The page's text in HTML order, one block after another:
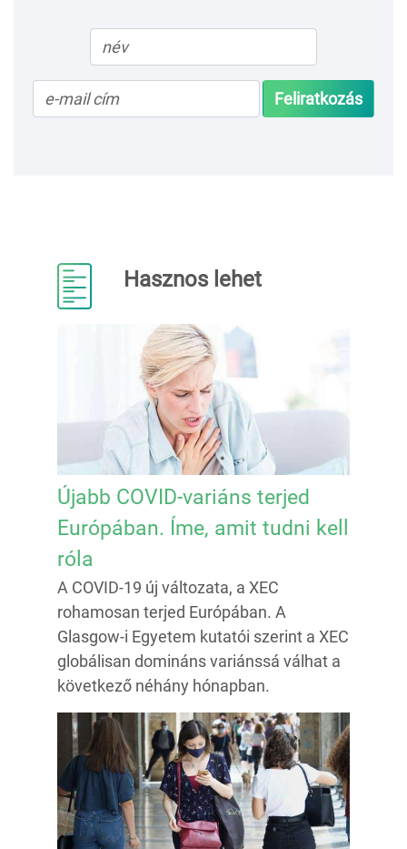
Feliratkozás
Hasznos lehet
Újabb COVID-variáns terjed
Európában. Íme, amit tudni kell
róla
A COVID-19 új változata, a XEC
rohamosan terjed Európában. A
Glasgow-i Egyetem kutatói szerint a XEC
globálisan domináns variánssá válhat a
következő néhány hónapban.